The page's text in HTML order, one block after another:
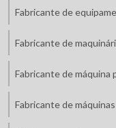
Fabricante de
Fabricante de
Fabricante de máquina
Fabricante de